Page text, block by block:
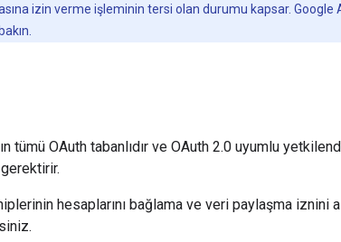
izin verme işleminin tersi olan durumu kapsar. Google
bakın.
tümü OAuth tabanlıdır ve OAuth 2.0 uyumlu
hesaplarını bağlama ve veri paylaşma iznini